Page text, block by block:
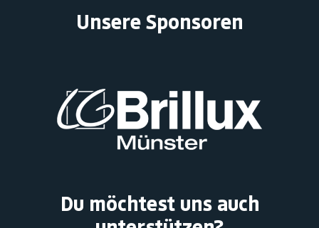
Unsere Sponsoren
Du möchtest uns auch